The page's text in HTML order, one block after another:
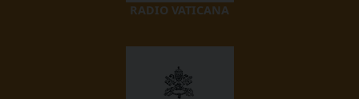
RADIO VATICANA